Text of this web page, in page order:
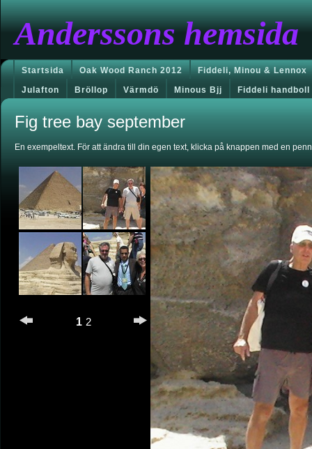
Anderssons hemsida
Startsida Oak Wood Ranch 2012
Fiddeli, Minou & Lennox
Julafton
Bröllop Värmdö Minous Bjj Fiddeli handboll
Fig tree bay september
En exempeltext. För att ändra till din egen text, klicka på knappen med en
1 2